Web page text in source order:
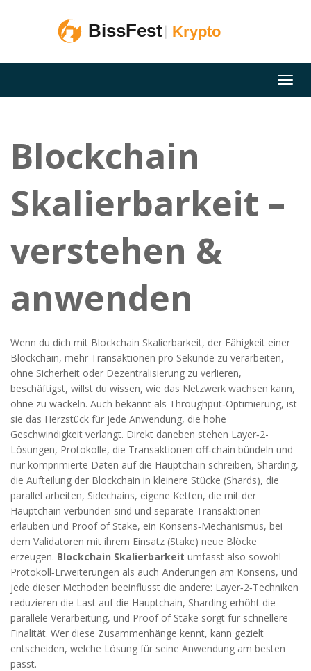
Blockchain
Skalierbarkeit –
verstehen &
anwenden
Wenn du dich mit Blockchain Skalierbarkeit, der Fähigkeit einer
Blockchain, mehr Transaktionen pro Sekunde zu verarbeiten,
ohne Sicherheit oder Dezentralisierung zu verlieren,
beschäftigst, willst du wissen, wie das Netzwerk wachsen kann,
ohne zu wackeln. Auch bekannt als Throughput‑Optimierung, ist
sie das Herzstück für jede Anwendung, die hohe
Geschwindigkeit verlangt. Direkt daneben stehen Layer‑2-
Lösungen, Protokolle, die Transaktionen off‑chain bündeln und
nur komprimierte Daten auf die Hauptchain schreiben, Sharding,
die Aufteilung der Blockchain in kleinere Stücke (Shards), die
parallel arbeiten, Sidechains, eigene Ketten, die mit der
Hauptchain verbunden sind und separate Transaktionen
erlauben und Proof of Stake, ein Konsens‑Mechanismus, bei
dem Validatoren mit ihrem Einsatz (Stake) neue Blöcke
erzeugen. Blockchain Skalierbarkeit umfasst also sowohl
Protokoll‑Erweiterungen als auch Änderungen am Konsens, und
jede dieser Methoden beeinflusst die andere: Layer‑2‑Techniken
reduzieren die Last auf die Hauptchain, Sharding erhöht die
parallele Verarbeitung, und Proof of Stake sorgt für schnellere
Finalität. Wer diese Zusammenhänge kennt, kann gezielt
entscheiden, welche Lösung für seine Anwendung am besten
passt.